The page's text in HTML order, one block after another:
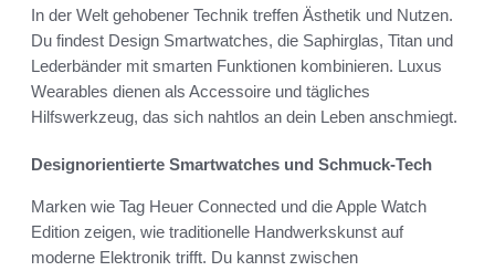
In der Welt gehobener Technik treffen Ästhetik und Nutzen.
Du findest Design Smartwatches, die Saphirglas, Titan und
Lederbänder mit smarten Funktionen kombinieren. Luxus
Wearables dienen als Accessoire und tägliches
Hilfswerkzeug, das sich nahtlos an dein Leben anschmiegt.
Designorientierte Smartwatches und Schmuck-Tech
Marken wie Tag Heuer Connected und die Apple Watch
Edition zeigen, wie traditionelle Handwerkskunst auf
moderne Elektronik trifft. Du kannst zwischen